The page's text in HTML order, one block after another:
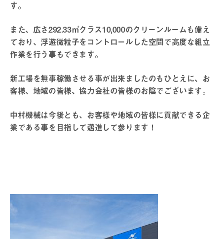
す。
また、広さ292.33㎡クラス10,000のクリーンルームも備え
ており、浮遊微粒子をコントロールした空間で高度な組立
作業を行う事もできます。
新工場を無事稼働させる事が出来ましたのもひとえに、お
客様、地域の皆様、協力会社の皆様のお陰でございます。
中村機械は今後とも、お客様や地域の皆様に貢献できる企
業である事を目指して邁進して参ります！